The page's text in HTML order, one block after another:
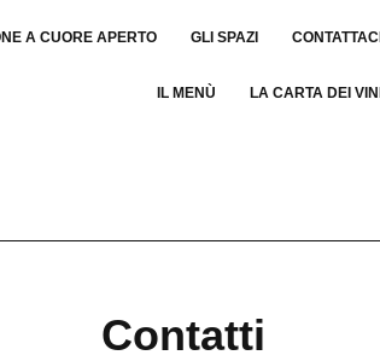
A CUORE APERTO GLI SPAZI CONTATTACI
IL MENÙ LA CARTA DEI VINI
Contatti